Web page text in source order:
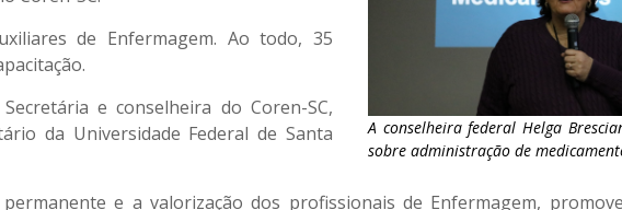
A conselheira federal Helga
sobre administração de
de Enfermagem. Ao todo, 35
e conselheira do Coren-SC,
da Universidade Federal de Santa
e a valorização dos profissionais de Enfermagem,